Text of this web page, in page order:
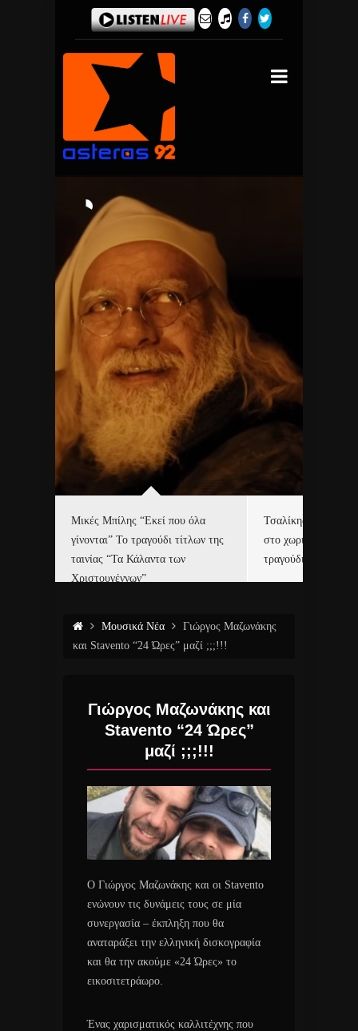
Μικές Μπίλης “Εκεί που όλα
γίνονται” Το τραγούδι τίτλων της
ταινίας “Τα Κάλαντα των
Χριστουγέννων”
Τσαλίκης,
στο χωριό του Άι
τραγούδι και video
Μουσικά Νέα
Γιώργος Μαζωνάκης
και Stavento “24 Ώρες” μαζί ;;;!!!
Γιώργος Μαζωνάκης και
Stavento “24 Ώρες”
μαζί ;;;!!!
Ο Γιώργος Μαζωνάκης και οι Stavento
ενώνουν τις δυνάμεις τους σε μία
συνεργασία – έκπληξη που θα
αναταράξει την ελληνική δισκογραφία
και θα την ακούμε «24 Ώρες» το
εικοσιτετράωρο.
Ένας χαρισματικός καλλιτέχνης που